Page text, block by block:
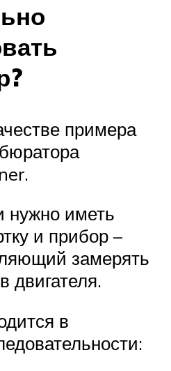
примера
нужно иметь
и прибор –
замерять
двигателя.
в